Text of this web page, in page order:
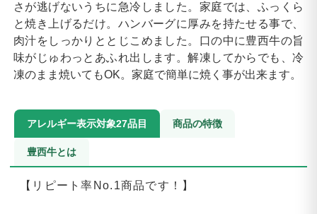
さが逃げないうちに急冷しました。家庭では、ふっくら
と焼き上げるだけ。ハンバーグに厚みを持たせる事で、
肉汁をしっかりととじこめました。口の中に豊西牛の旨
味がじゅわっとあふれ出します。解凍してからでも、冷
凍のまま焼いてもOK。家庭で簡単に焼く事が出来ます。
アレルギー表示対象27品目 商品の特徴
豊西牛とは
【リピート率No.1商品です！】